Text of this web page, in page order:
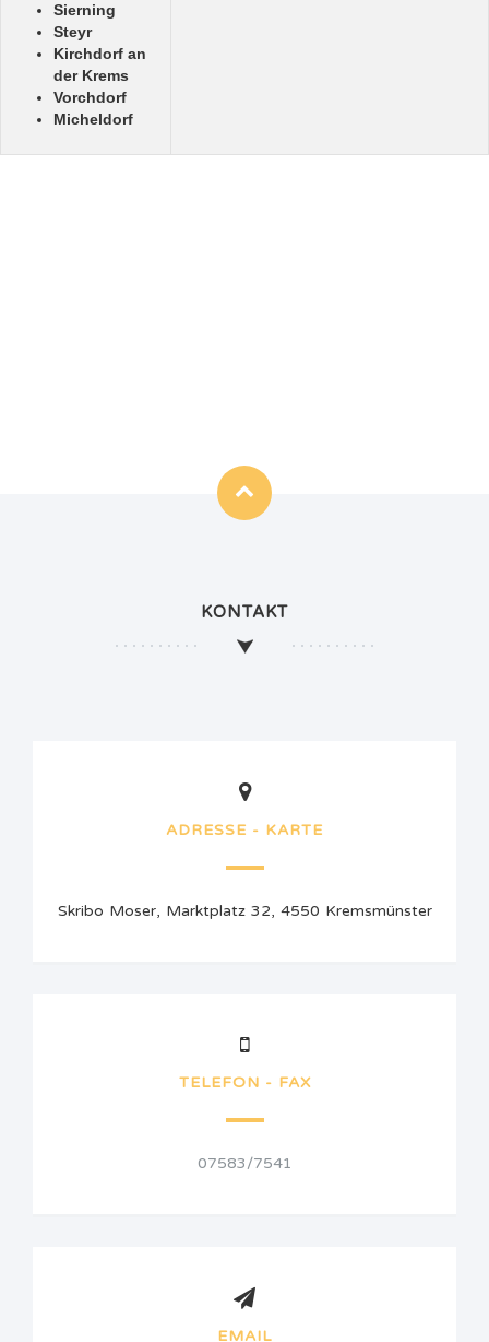
Sierning
Steyr
Kirchdorf an
der Krems
Vorchdorf
Micheldorf
KONTAKT
ADRESSE - KARTE
Skribo Moser, Marktplatz 32, 4550 Kremsmünster
TELEFON - FAX
07583/7541
EMAIL